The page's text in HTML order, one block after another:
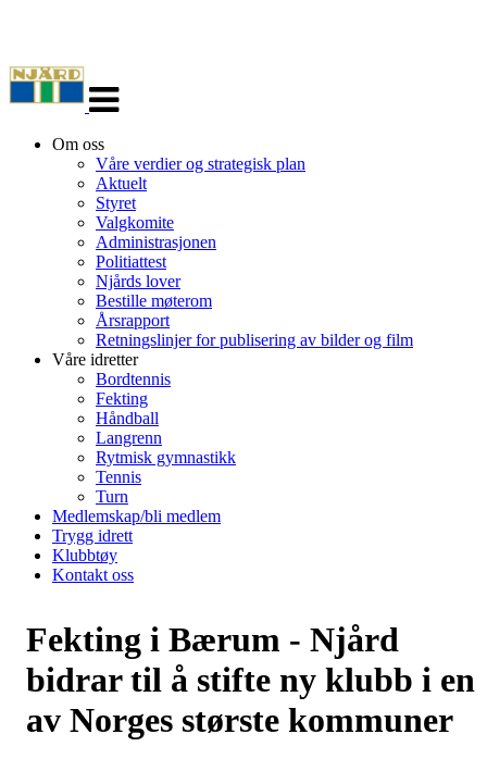
navigasjon
Om oss
Våre verdier og strategisk plan
Aktuelt
Styret
Valgkomite
Administrasjonen
Politiattest
Njårds lover
Bestille møterom
Årsrapport
Retningslinjer for publisering av bilder og film
Våre idretter
Bordtennis
Fekting
Håndball
Langrenn
Rytmisk gymnastikk
Tennis
Turn
Medlemskap/bli medlem
Trygg idrett
Klubbtøy
Kontakt oss
Fekting i Bærum - Njård
bidrar til å stifte ny klubb i en
av Norges største kommuner